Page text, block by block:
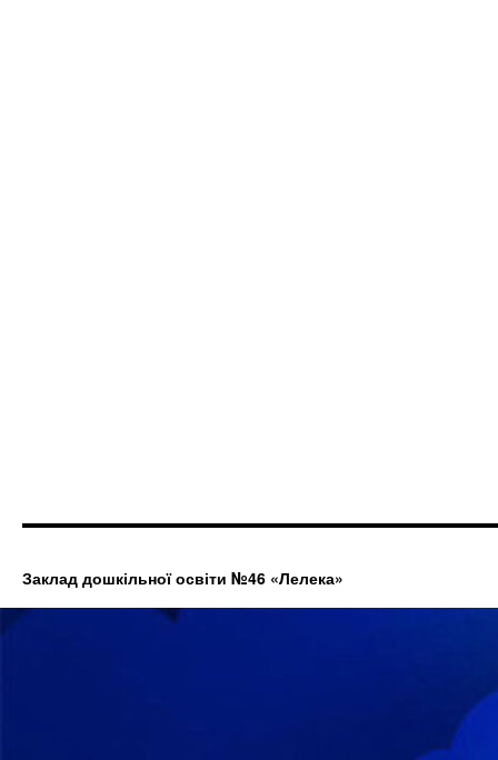
Заклад дошкільної освіти №46 «Лелека»